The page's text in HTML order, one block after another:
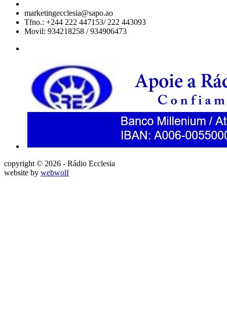
marketingecclesia@sapo.ao
Tfno.: +244 222 447153/ 222 443093
Movil: 934218258 / 934906473
copyright © 2026 - Rádio Ecclesia
website by webwolf